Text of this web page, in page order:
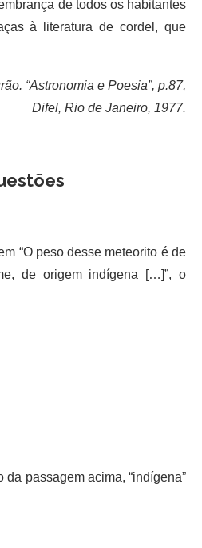
de todos os habitantes
à literatura de cordel, que
“Astronomia e Poesia”, p.87,
Difel, Rio de Janeiro, 1977.
“O peso desse meteorito é de
de origem indígena […]”, o
passagem acima, “indígena”